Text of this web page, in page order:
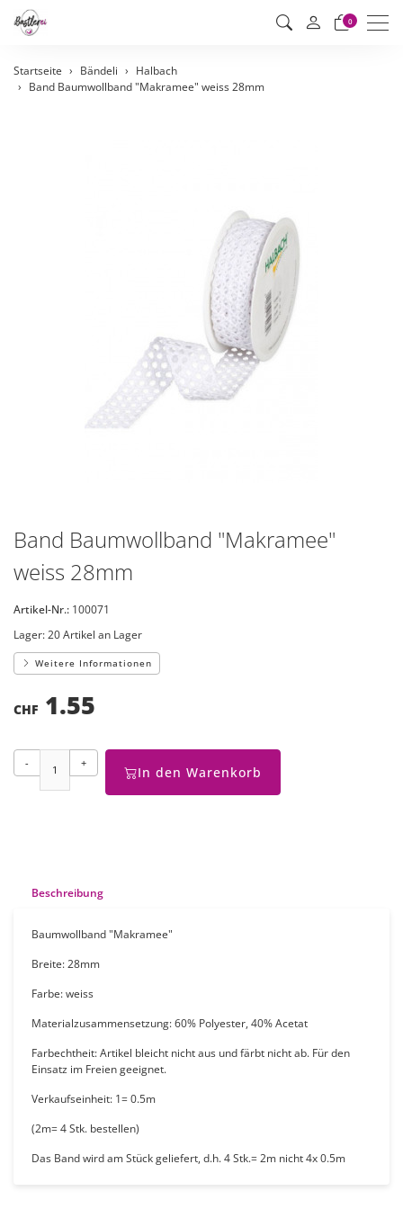
0
Startseite Bändeli
Halbach
Band Baumwollband "Makramee" weiss 28mm
Band Baumwollband "Makramee"
weiss 28mm
Artikel-Nr.: 100071
Lager:20 Artikel an Lager
Weitere Informationen
CHF 1.55
- +
In den Warenkorb
Beschreibung
Baumwollband "Makramee"
Breite: 28mm
Farbe: weiss
Materialzusammensetzung: 60% Polyester, 40% Acetat
Farbechtheit: Artikel bleicht nicht aus und färbt nicht ab. Für den
Einsatz im Freien geeignet.
Verkaufseinheit: 1= 0.5m
(2m= 4 Stk. bestellen)
Das Band wird am Stück geliefert, d.h. 4 Stk.= 2m nicht 4x 0.5m